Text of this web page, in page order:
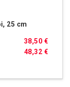
25 cm
48,32 €
38,50 €